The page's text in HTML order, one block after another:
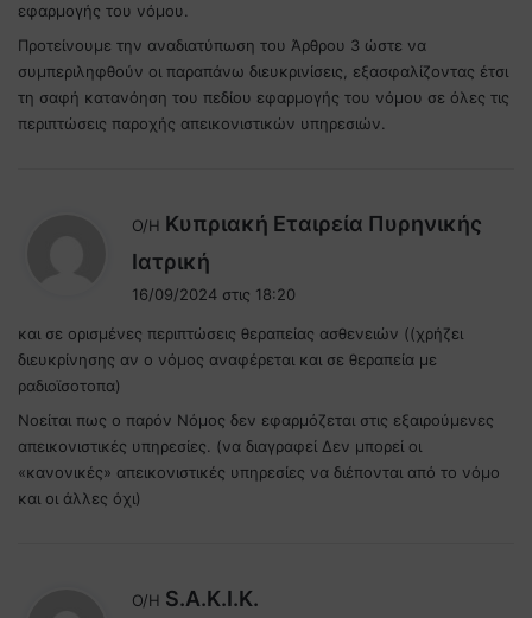
εφαρμογής του νόμου.
Προτείνουμε την αναδιατύπωση του Άρθρου 3 ώστε να
συμπεριληφθούν οι παραπάνω διευκρινίσεις, εξασφαλίζοντας έτσι
τη σαφή κατανόηση του πεδίου εφαρμογής του νόμου σε όλες τις
περιπτώσεις παροχής απεικονιστικών υπηρεσιών.
Ο/Η Κυπριακή Εταιρεία Πυρηνικής
Ιατρική
έ
ι
:
16/09/2024 στις 18:20
και σε ορισμένες περιπτώσεις θεραπείας ασθενειών ((χρήζει
διευκρίνησης αν ο νόμος αναφέρεται και σε θεραπεία με
ραδιοϊσοτοπα)
Νοείται πως ο παρόν Νόμος δεν εφαρμόζεται στις εξαιρούμενες
απεικονιστικές υπηρεσίες. (να διαγραφεί Δεν μπορεί οι
«κανονικές» απεικονιστικές υπηρεσίες να διέπονται από το νόμο
και οι άλλες όχι)
Ο/Η S.A.K.I.K.